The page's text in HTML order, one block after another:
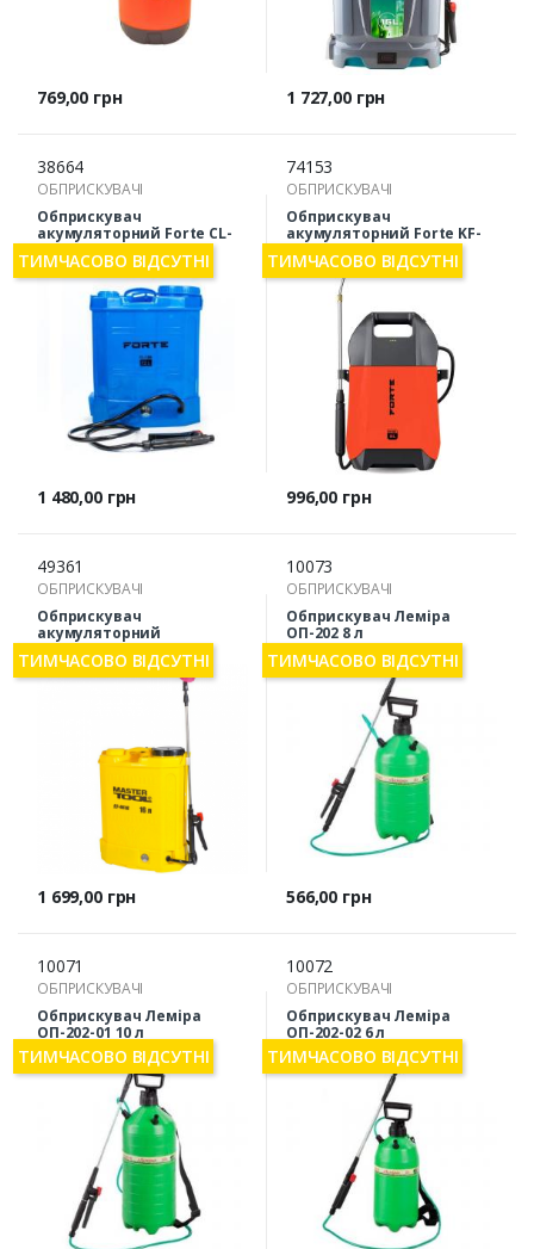
Ціна
769,00 грн Ціна
1 727,00 грн
38664
ОБПРИСКУВАЧІ
Обприскувач
акумуляторний Forte CL-
12A
Ціна
1 480,00 грн
ТИМЧАСОВО ВІДСУТНІ
74153
ОБПРИСКУВАЧІ
Обприскувач
акумуляторний Forte KF-
8C 8л
Ціна
996,00 грн
ТИМЧАСОВО ВІДСУТНІ
49361
ОБПРИСКУВАЧІ
Обприскувач
акумуляторний
MasterTool 92-9616 16 л
Ціна
1 699,00 грн
ТИМЧАСОВО ВІДСУТНІ
10073
ОБПРИСКУВАЧІ
Обприскувач Леміра
ОП-202 8 л
Ціна
566,00 грн
ТИМЧАСОВО ВІДСУТНІ
10071
ОБПРИСКУВАЧІ
Обприскувач Леміра
ОП-202-01 10 л
ТИМЧАСОВО ВІДСУТНІ
10072
ОБПРИСКУВАЧІ
Обприскувач Леміра
ОП-202-02 6 л
ТИМЧАСОВО ВІДСУТНІ